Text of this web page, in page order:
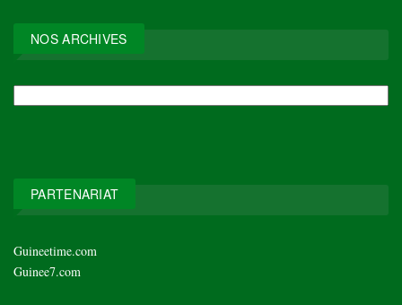
NOS ARCHIVES
PARTENARIAT
Guineetime.com
Guinee7.com